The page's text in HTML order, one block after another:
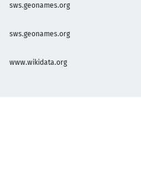
sws.geonames.org
sws.geonames.org
www.wikidata.org